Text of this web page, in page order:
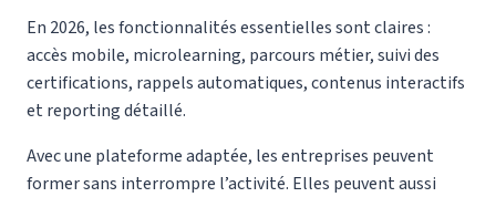
En 2026, les fonctionnalités essentielles sont claires :
accès mobile, microlearning, parcours métier, suivi des
certifications, rappels automatiques, contenus interactifs
et reporting détaillé.
Avec une plateforme adaptée, les entreprises peuvent
former sans interrompre l’activité. Elles peuvent aussi